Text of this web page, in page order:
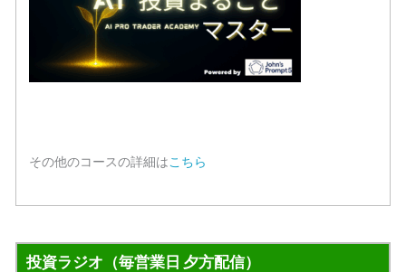
その他のコースの詳細はこちら
投資ラジオ（毎営業日 夕方配信）